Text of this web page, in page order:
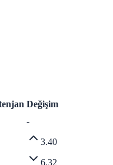
Değişim
-
3.40
6.32